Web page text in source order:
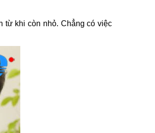
từ khi còn nhỏ. Chẳng có việc